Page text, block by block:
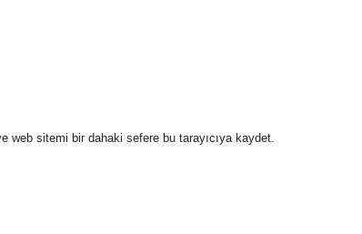
web sitemi bir dahaki sefere bu tarayıcıya kaydet.